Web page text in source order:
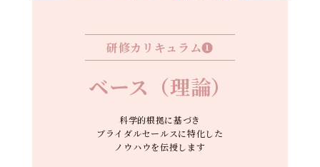
研修カリキュラム❶
ベース（理論）
科学的根拠に基づき
ブライダルセールスに特化した
ノウハウを伝授します